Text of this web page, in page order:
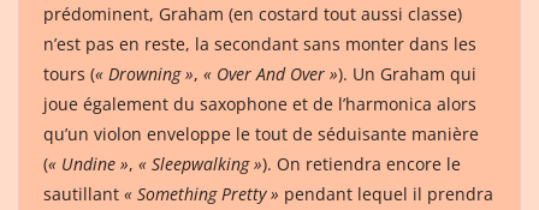
prédominent, Graham (en costard tout aussi classe)
n’est pas en reste, la secondant sans monter dans les
tours (« Drowning », « Over And Over »). Un Graham qui
joue également du saxophone et de l’harmonica alors
qu’un violon enveloppe le tout de séduisante manière
(« Undine », « Sleepwalking »). On retiendra encore le
sautillant « Something Pretty » pendant lequel il prendra